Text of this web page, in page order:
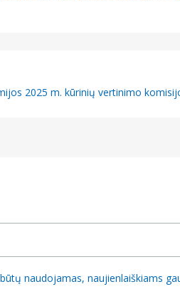
2025 m. kūrinių vertinimo
naudojamas, naujienlaiškiams